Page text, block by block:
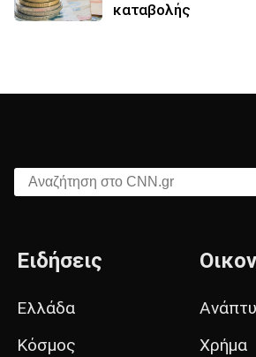
καταβολής
Αναζήτηση στο CNN.gr
Ειδήσεις
Ελλάδα
Κόσμος
Χρήμα